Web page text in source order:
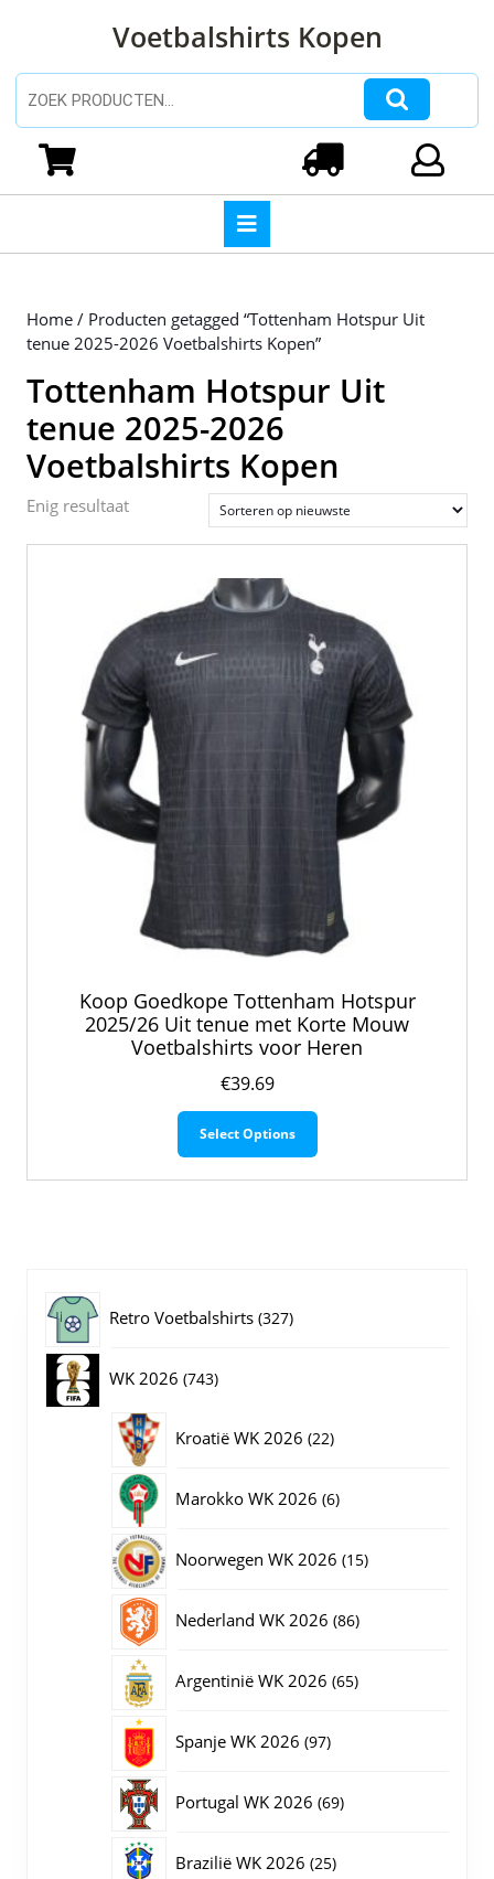
inhoud
Voetbalshirts Kopen
Zoeken naar:
Home / Producten getagged “Tottenham Hotspur Uit
tenue 2025-2026 Voetbalshirts Kopen”
Tottenham Hotspur Uit
tenue 2025-2026
Voetbalshirts Kopen
Enig resultaat
Koop Goedkope Tottenham Hotspur
2025/26 Uit tenue met Korte Mouw
Voetbalshirts voor Heren
€39.69
Select Options
Dit
Retro Voetbalshirts 327327
WK 2026 743743
Kroatië WK 2026 2222
Marokko WK 2026 66
Noorwegen WK 2026 1515
Nederland WK 2026 8686
Argentinië WK 2026 6565
Spanje WK 2026 9797
Portugal WK 2026 6969
Brazilië WK 2026 2525